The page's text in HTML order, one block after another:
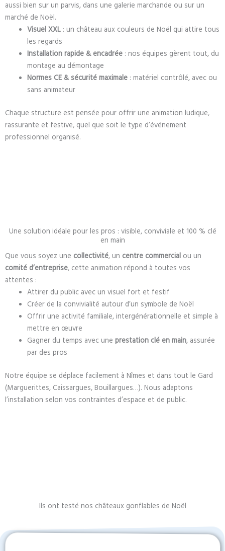
aussi bien sur un parvis, dans une galerie marchande ou sur un
marché de Noël.
Visuel XXL: un château aux couleurs de Noël qui attire tous
les regards
Installation rapide & encadrée: nos équipes gèrent tout, du
montage au démontage
Normes CE & sécurité maximale: matériel contrôlé, avec ou
sans animateur
Chaque structure est pensée pour offrir une animation ludique,
rassurante et festive, quel que soit le type d’événement
professionnel organisé.
Une solution idéale pour les pros : visible, conviviale et 100 % clé
en main
Que vous soyez une collectivité, un centre commercial ou un
comité d’entreprise, cette animation répond à toutes vos
attentes :
Attirer du public avec un visuel fort et festif
Créer de la convivialité autour d’un symbole de Noël
Offrir une activité familiale, intergénérationnelle et simple à
mettre en œuvre
Gagner du temps avec une prestation clé en main, assurée
par des pros
Notre équipe se déplace facilement à Nîmes et dans tout le Gard
(Marguerittes, Caissargues, Bouillargues…). Nous adaptons
l’installation selon vos contraintes d’espace et de public.
Ils ont testé nos châteaux gonflables de Noël